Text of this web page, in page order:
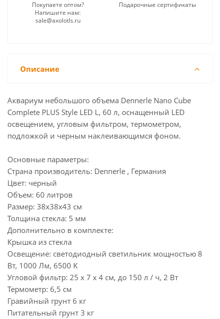
Покупаете оптом?
Напишите нам:
sale@axolotls.ru
Подарочные сертификаты
Описание
Аквариум небольшого объема Dennerle Nano Cube
Complete PLUS Style LED L, 60 л, оснащенный LED
освещением, угловым фильтром, термометром,
подложкой и черным наклеивающимся фоном.
Основные параметры:
Страна производитель: Dennerle , Германия
Цвет: черный
Объем: 60 литров
Размер: 38x38x43 см
Толщина стекла: 5 мм
Дополнительно в комплекте:
Крышка из стекла
Освещение: светодиодный светильник мощностью 8
Вт, 1000 Лм, 6500 K
Угловой фильтр: 25 x 7 x 4 см, до 150 л / ч, 2 Вт
Термометр: 6,5 см
Гравийный грунт 6 кг
Питательный грунт 3 кг